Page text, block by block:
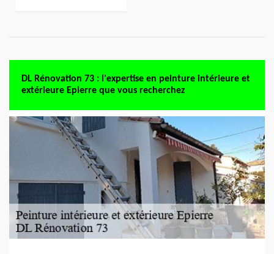
DL Rénovation 73 : l'expertise en peinture intérieure et
extérieure Epierre que vous recherchez